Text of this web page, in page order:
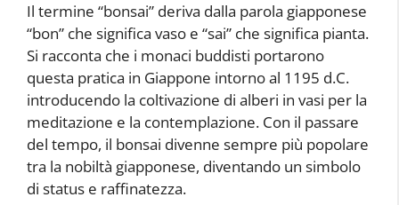
Il termine “bonsai” deriva dalla parola giapponese
“bon” che significa vaso e “sai” che significa pianta.
Si racconta che i monaci buddisti portarono
questa pratica in Giappone intorno al 1195 d.C.
introducendo la coltivazione di alberi in vasi per la
meditazione e la contemplazione. Con il passare
del tempo, il bonsai divenne sempre più popolare
tra la nobiltà giapponese, diventando un simbolo
di status e raffinatezza.